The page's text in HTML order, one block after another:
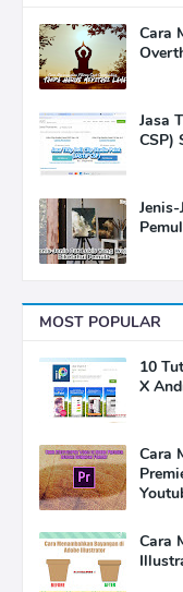
Cara
Jasa
CSP)
MOST POPULAR
10
X
Cara
Cara